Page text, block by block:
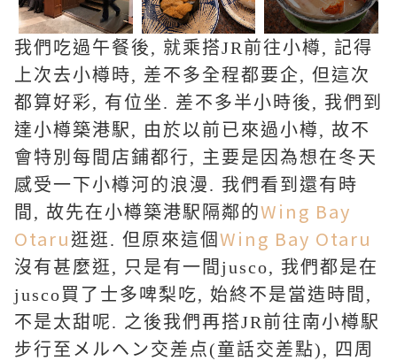
我們吃過午餐後, 就乘搭JR前往小樽, 記得
上次去小樽時, 差不多全程都要企, 但這次
都算好彩, 有位坐. 差不多半小時後, 我們到
達小樽築港駅, 由於以前已來過小樽, 故不
會特別每間店鋪都行, 主要是因為想在冬天
感受一下小樽河的浪漫. 我們看到還有時
間, 故先在小樽築港駅隔鄰的Wing Bay
Otaru逛逛. 但原來這個 Wing Bay Otaru
沒有甚麼逛, 只是有一間jusco, 我們都是在
jusco買了士多啤梨吃, 始終不是當造時間,
不是太甜呢. 之後我們再搭JR前往南小樽駅
步行至 メルヘン交差点(童話交差點), 四周